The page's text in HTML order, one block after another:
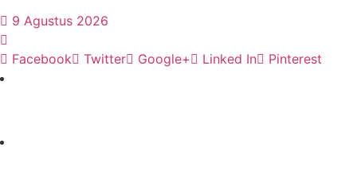
9 Agustus 2026
Facebook Twitter Google+ Linked In Pinterest